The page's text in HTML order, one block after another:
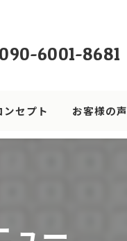
090-6001-8681
ンセプト お客様の声